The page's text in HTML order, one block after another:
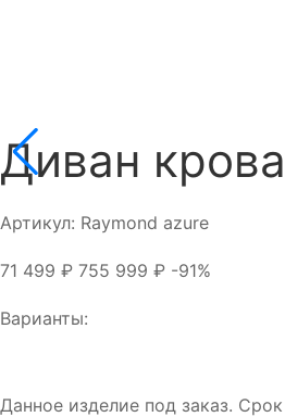
Диван
Артикул: Raymond azure
71 499 ₽ 755 999 ₽ -91%
Варианты:
Данное изделие под заказ.